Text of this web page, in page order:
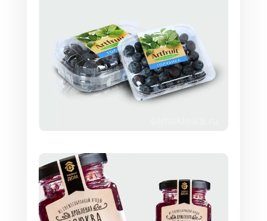
заказа. Опишите требуемые размеры, тираж,
приложите файл макета. Оставить заявку
можно на сайте или позвони по телефону.
Менеджер проконсультирует по выбору
материала, клеевого слоя, оптимальной
технологии печати наклеек и произведет
в производство.